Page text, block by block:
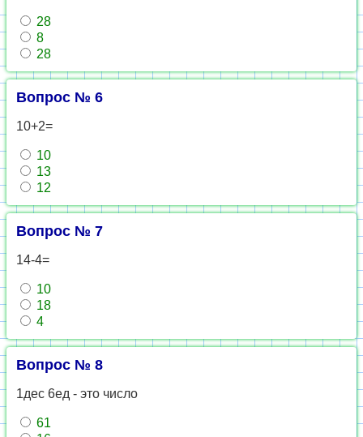
28
8
28
Вопрос № 6
10+2=
10
13
12
Вопрос № 7
14-4=
10
18
4
Вопрос № 8
1дес 6ед - это число
61